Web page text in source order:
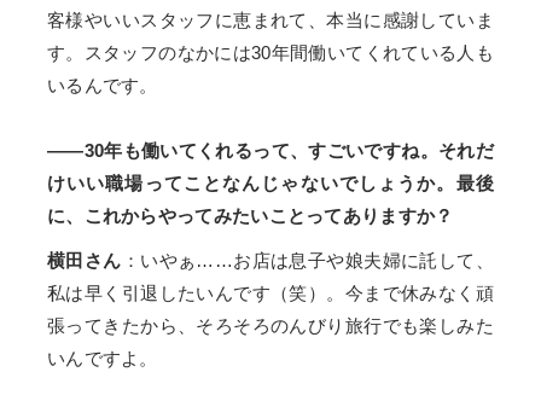
客様やいいスタッフに恵まれて、本当に感謝していま
す。スタッフのなかには30年間働いてくれている人も
いるんです。
——30年も働いてくれるって、すごいですね。それだ
けいい職場ってことなんじゃないでしょうか。最後
に、これからやってみたいことってありますか？
横田さん ：いやぁ……お店は息子や娘夫婦に託して、
私は早く引退したいんです（笑）。今まで休みなく頑
張ってきたから、そろそろのんびり旅行でも楽しみた
いんですよ。